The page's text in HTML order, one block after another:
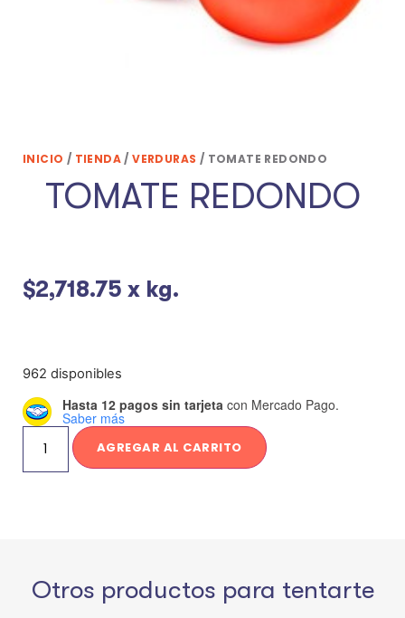
INICIO / TIENDA/VERDURAS / TOMATE REDONDO
TOMATE REDONDO
$2,718.75 x kg.
962 disponibles
Hasta 12 pagos sin tarjeta con Mercado Pago.
Saber más
AGREGAR AL CARRITO
Otros productos para tentarte